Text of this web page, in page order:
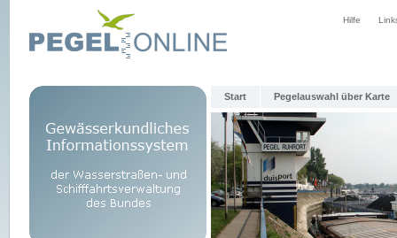
Hilfe
Start Pegelauswahl über Karte